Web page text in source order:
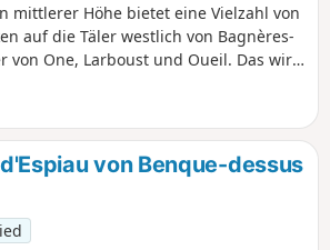
mittlerer Höhe bietet eine Vielzahl von
auf die Täler westlich von Bagnères-
von One, Larboust und Oueil. Das wird
Dörfern mit ihrem
von höchstem Rang. Ein wenig
von der Schönheit der Natur
Landschaften in den Hintergrund
von Benque-dessus